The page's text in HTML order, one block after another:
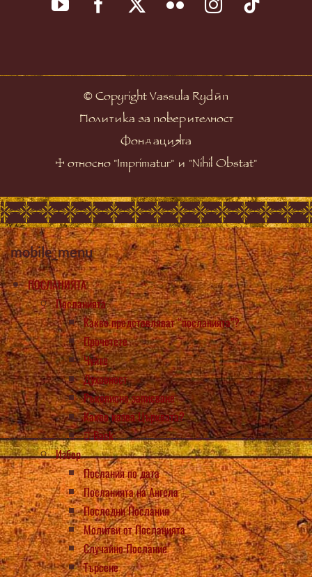
© Copyright Vassula Rydén
Политика за поверителност
Фондацията
☩ относно "Imprimatur" и "Nihil Obstat"
mobile_menu
ПОСЛАНИЯТА
Посланията
Какво представляват “посланията”?
Прочетете
Чуйте
Духовност
Ръкописно записване
Какво казва Църквата?
Back
Избор
Послания по дата
Посланията на Ангела
Последни Послания
Молитви от Посланията
Случайно Послание
Търсене